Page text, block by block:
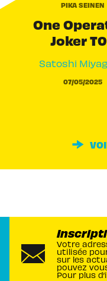
PIKA SEINEN
One
Joker
Satoshi
07/05/2025
Votre
utilisée
sur les
pouvez
Pour plus